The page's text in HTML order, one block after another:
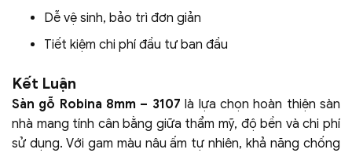
Dễ vệ sinh, bảo trì đơn giản
Tiết kiệm chi phí đầu tư ban đầu
Kết Luận
Sàn gỗ Robina 8mm – 3107 là lựa chọn hoàn thiện sàn
nhà mang tính cân bằng giữa thẩm mỹ, độ bền và chi phí
sử dụng. Với gam màu nâu ấm tự nhiên, khả năng chống